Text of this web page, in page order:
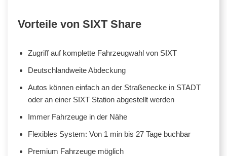
Vorteile von SIXT Share
Zugriff auf komplette Fahrzeugwahl von SIXT
Deutschlandweite Abdeckung
Autos können einfach an der Straßenecke in STADT
oder an einer SIXT Station abgestellt werden
Immer Fahrzeuge in der Nähe
Flexibles System: Von 1 min bis 27 Tage buchbar
Premium Fahrzeuge möglich